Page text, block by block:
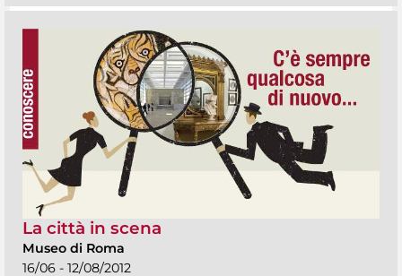
La città in scena
Museo di Roma
16/06 - 12/08/2012